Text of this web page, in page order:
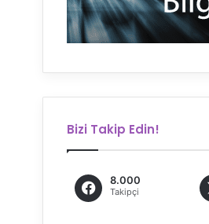
Bizi Takip Edin!
8.000
Takipçi